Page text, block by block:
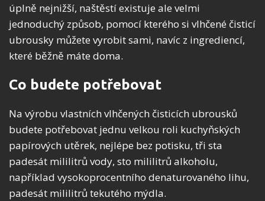
úplně nejnižší, naštěstí existuje ale velmi
jednoduchý způsob, pomocí kterého si vlhčené čisticí
ubrousky můžete vyrobit sami, navíc z ingrediencí,
které běžně máte doma.
Co budete potřebovat
Na výrobu vlastních vlhčených čisticích ubrousků
budete potřebovat jednu velkou roli kuchyňských
papírových utěrek, nejlépe bez potisku, tři sta
padesát mililitrů vody, sto mililitrů alkoholu,
například vysokoprocentního denaturovaného lihu,
padesát mililitrů tekutého mýdla.